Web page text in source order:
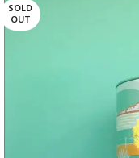
SOLD
OUT